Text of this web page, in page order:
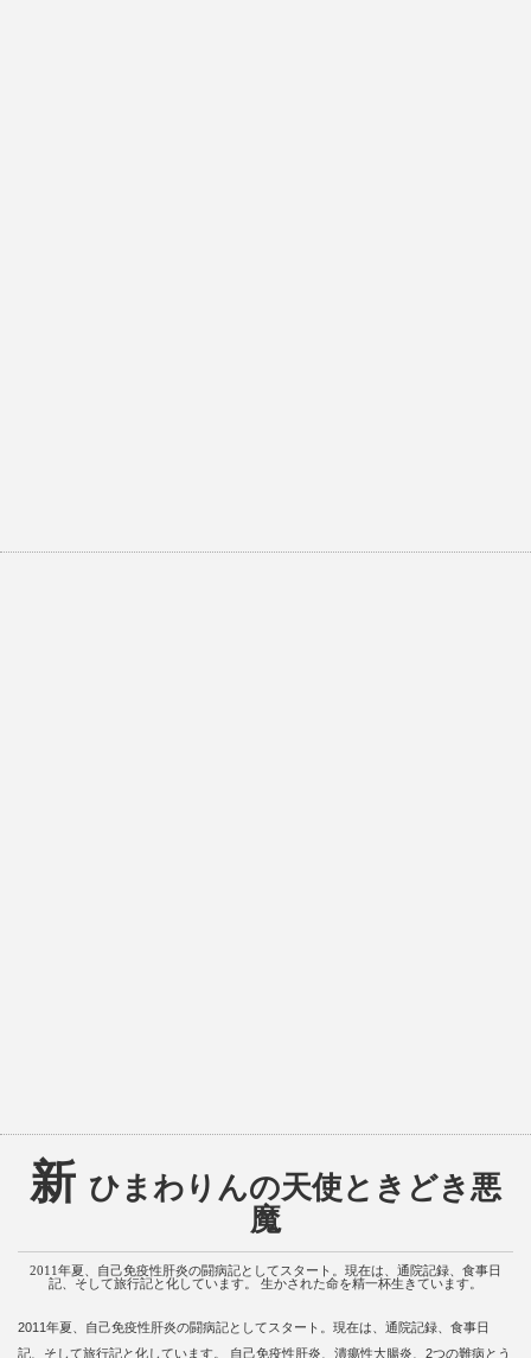
新 ひまわりんの天使ときどき悪
魔
2011年夏、自己免疫性肝炎の闘病記としてスタート。現在は、通院記録、食事日
記、そして旅行記と化しています。 生かされた命を精一杯生きています。
2011年夏、自己免疫性肝炎の闘病記としてスタート。現在は、通院記録、食事日
記、そして旅行記と化しています。 自己免疫性肝炎、潰瘍性大腸炎、2つの難病とう